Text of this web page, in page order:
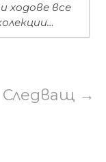
ходове все
Следващ →